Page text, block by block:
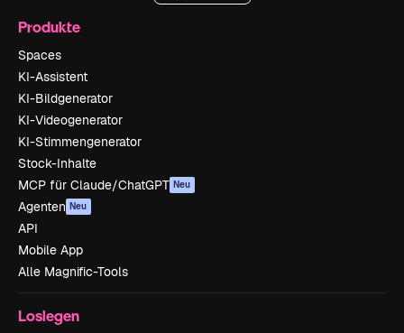
Produkte
Spaces
KI-Assistent
KI-Bildgenerator
KI-Videogenerator
KI-Stimmengenerator
Stock-Inhalte
MCP für Claude/ChatGPT Neu
Agenten Neu
API
Mobile App
Alle Magnific-Tools
Loslegen